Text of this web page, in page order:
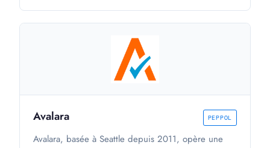
annuaire et une gestion du cycle de facturation.
Artéva accompagne environ 300 clients issus de
secteurs variés, dont la logistique et transport, la
distribution, l'industrie, l'agro-alimentaire,
l'automobile et la publicité, dans l'automatisation de
leurs échanges électroniques.
Avalara PEPPOL
Avalara, basée à Seattle depuis 2011, opère une